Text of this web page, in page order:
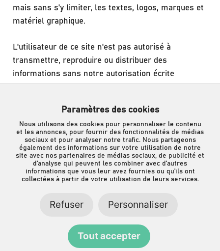
mais sans s'y limiter, les textes, logos, marques et
matériel graphique.
L'utilisateur de ce site n'est pas autorisé à
transmettre, reproduire ou distribuer des
informations sans notre autorisation écrite
En consultant ce site et en utilisant les
informations qui y sont fournies, vous acceptez les
conditions et restrictions énoncées ci-dessus.
CLAUSE DE NON-RESPONSABILITÉ
SITEONLINE
Paramètres des cookies
Nous utilisons des cookies pour personnaliser le contenu
et les annonces, pour fournir des fonctionnalités de médias
sociaux et pour analyser notre trafic. Nous partageons
également des informations sur votre utilisation de notre
site avec nos partenaires de médias sociaux, de publicité et
d'analyse qui peuvent les combiner avec d'autres
informations que vous leur avez fournies ou qu'ils ont
collectées à partir de votre utilisation de leurs services.
Refuser Personnaliser
Tout accepter